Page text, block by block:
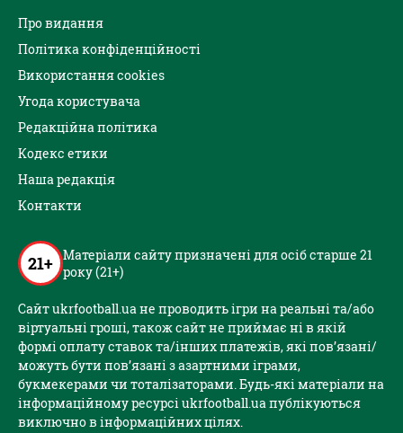
Про видання
Політика конфіденційності
Використання cookies
Угода користувача
Редакційна політика
Кодекс етики
Наша редакція
Контакти
21+ Матеріали сайту призначені для осіб старше 21
року (21+)
Сайт ukrfootball.ua не проводить ігри на реальні та/або
віртуальні гроші, також сайт не приймає ні в якій
формі оплату ставок та/інших платежів, які пов’язані/
можуть бути пов’язані з азартними іграми,
букмекерами чи тоталізаторами. Будь-які матеріали на
інформаційному ресурсі ukrfootball.ua публікуються
виключно в інформаційних цілях.